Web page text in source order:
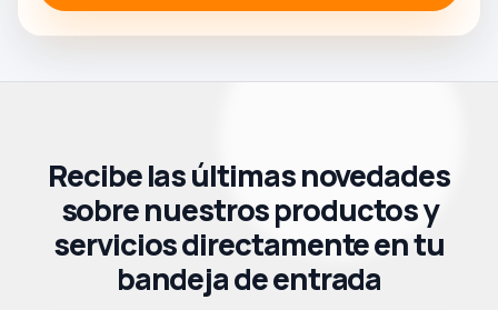
Recibe las últimas novedades
sobre nuestros productos y
servicios directamente en tu
bandeja de entrada